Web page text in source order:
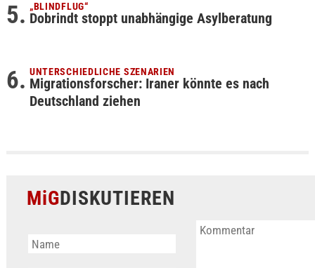
„BLINDFLUG“
Dobrindt stoppt unabhängige Asylberatung
UNTERSCHIEDLICHE SZENARIEN
Migrationsforscher: Iraner könnte es nach
Deutschland ziehen
MiGDISKUTIEREN